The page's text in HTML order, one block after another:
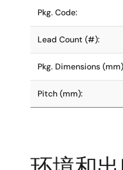
Pkg. Code:
Lead Count (#):
Pkg. Dimensions
Pitch (mm):